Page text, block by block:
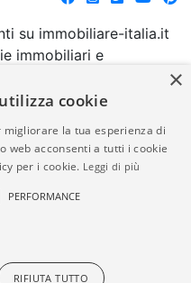
su immobiliare-italia.it
immobiliari e
da parte di
immobiliare-italia.it
veridicità, della
della normativa in
altro aspetto dei
Powered by
×
cookie
la tua esperienza di
web acconsenti a tutti i cookie
per i cookie. Leggi di più
PERFORMANCE
RIFIUTA TUTTO